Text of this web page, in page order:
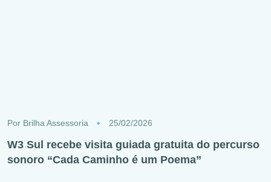
Por Brilha Assessoria 25/02/2026
W3 Sul recebe visita guiada gratuita do percurso
sonoro “Cada Caminho é um Poema”